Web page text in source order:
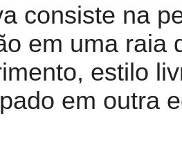
consiste na
em uma raia
estilo
em outra